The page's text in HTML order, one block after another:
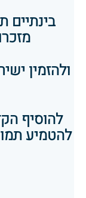
בינתיים
ולהזמין
להוסיף
להטמיע